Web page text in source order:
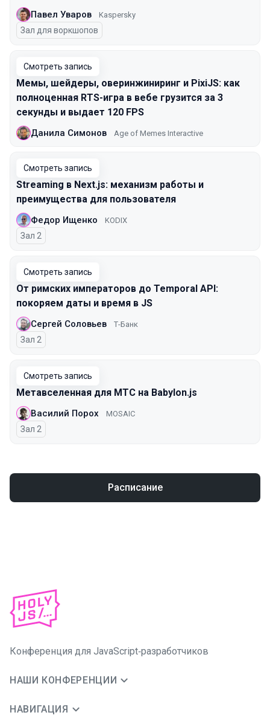
Павел Уваров Kaspersky
Зал для воркшопов
Смотреть запись
Мемы, шейдеры, оверинжиниринг и PixiJS: как
полноценная RTS-игра в вебе грузится за 3
секунды и выдает 120 FPS
Данила Симонов Age of Memes Interactive
Смотреть запись
Streaming в Next.js: механизм работы и
преимущества для пользователя
Федор Ищенко KODIX
Зал 2
Смотреть запись
От римских императоров до Temporal API:
покоряем даты и время в JS
Сергей Соловьев Т-Банк
Зал 2
Смотреть запись
Метавселенная для МТС на Babylon.js
Василий Порох MOSAIC
Зал 2
Расписание
Конференция для JavaScript‑разработчиков
НАШИ КОНФЕРЕНЦИИ
НАВИГАЦИЯ